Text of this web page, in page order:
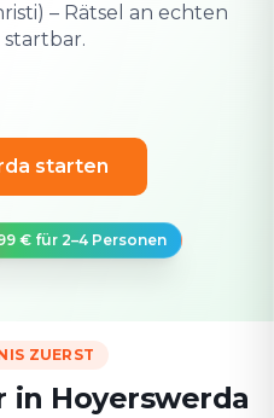
– Rätsel an echten
starten
€ für 2–4 Personen
ZUERST
in Hoyerswerda